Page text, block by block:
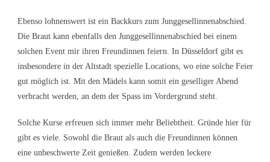
Ebenso lohnenswert ist ein Backkurs zum Junggesellinnenabschied.
Die Braut kann ebenfalls den Junggesellinnenabschied bei einem
solchen Event mir ihren Freundinnen feiern. In Düsseldorf gibt es
insbesondere in der Altstadt spezielle Locations, wo eine solche Feier
gut möglich ist. Mit den Mädels kann somit ein geselliger Abend
verbracht werden, an dem der Spass im Vordergrund steht.
Solche Kurse erfreuen sich immer mehr Beliebtheit. Gründe hier für
gibt es viele. Sowohl die Braut als auch die Freundinnen können
eine unbeschwerte Zeit genießen. Zudem werden leckere